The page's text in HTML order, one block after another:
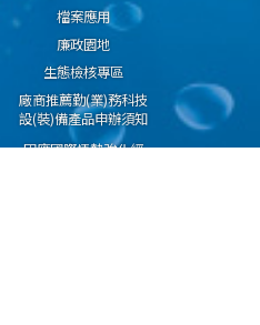
檔案應用
廉政園地
生態檢核專區
廠商推薦勤(業)務科技
設(裝)備產品申辦須知
因應國際情勢強化經